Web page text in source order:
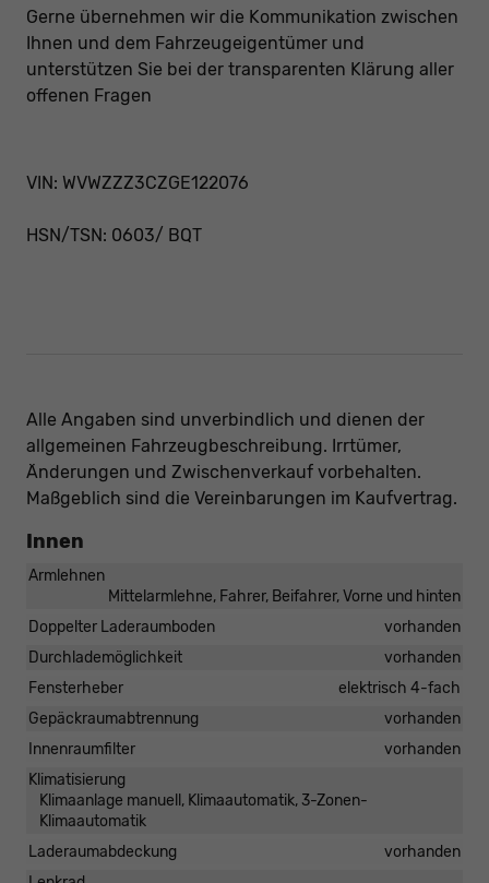
Gerne übernehmen wir die Kommunikation zwischen
Ihnen und dem Fahrzeugeigentümer und
unterstützen Sie bei der transparenten Klärung aller
offenen Fragen
VIN: WVWZZZ3CZGE122076
HSN/TSN: 0603/ BQT
Alle Angaben sind unverbindlich und dienen der
allgemeinen Fahrzeugbeschreibung. Irrtümer,
Änderungen und Zwischenverkauf vorbehalten.
Maßgeblich sind die Vereinbarungen im Kaufvertrag.
Innen
Armlehnen
Mittelarmlehne, Fahrer, Beifahrer, Vorne und hinten
Doppelter Laderaumboden
vorhanden
Durchlademöglichkeit
vorhanden
Fensterheber
elektrisch 4-fach
Gepäckraumabtrennung
vorhanden
Innenraumfilter
vorhanden
Klimatisierung
Klimaanlage manuell, Klimaautomatik, 3-Zonen-
Klimaautomatik
Laderaumabdeckung
vorhanden